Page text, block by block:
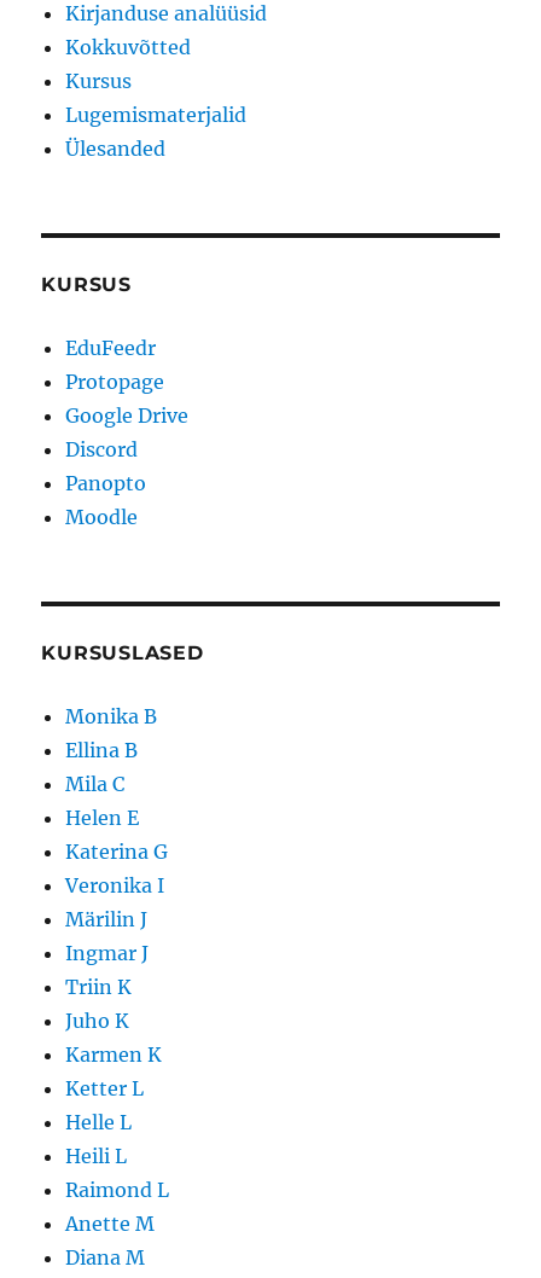
Kirjanduse analüüsid
Kokkuvõtted
Kursus
Lugemismaterjalid
Ülesanded
KURSUS
EduFeedr
Protopage
Google Drive
Discord
Panopto
Moodle
KURSUSLASED
Monika B
Ellina B
Mila C
Helen E
Katerina G
Veronika I
Märilin J
Ingmar J
Triin K
Juho K
Karmen K
Ketter L
Helle L
Heili L
Raimond L
Anette M
Diana M